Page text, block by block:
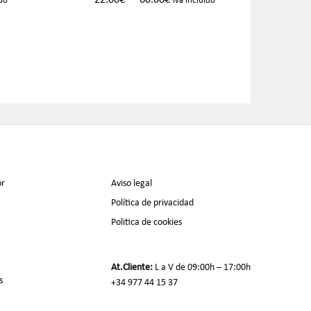
Aviso legal
Política de privacidad
Politica de cookies
At.Cliente: L a V de 09:00h – 17:00h
+34 977 44 15 37